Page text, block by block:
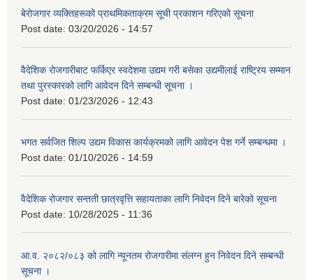
बेरोजगार व्यक्तिहरूको प्राथमिकताक्रम सूची प्रकाशन गरिएको सूचना
Post date: 03/20/2026 - 14:57
वैदेशिक रोजगारीबाट फर्किएर स्वदेशमा उद्यम गरी बसेका उद्यमीलाई राष्ट्रिय सम्मान
तथा पुरस्कारको लागि आवेदन दिने सम्बन्धी सूचना ।
Post date: 01/23/2026 - 12:43
भगत सर्वजित शिल्प उद्यम विकास कार्यक्रमको लागि आवेदन पेश गर्ने सम्बन्धमा ।
Post date: 01/10/2026 - 14:59
वैदेशिक रोजगार सन्तती छात्रवृत्ति सहायताका लागि निवेदन दिने बारेको सूचना
Post date: 10/28/2025 - 11:36
आ.व. २०८२/०८३ को लागि न्यूनतम रोजगारीमा संलग्न हुन निवेदन दिने सम्बन्धी
सूचना ।